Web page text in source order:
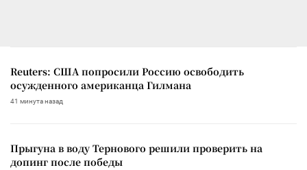
Reuters: США попросили Россию освободить
осужденного американца Гилмана
41 минута назад
Прыгуна в воду Тернового решили проверить на
допинг после победы